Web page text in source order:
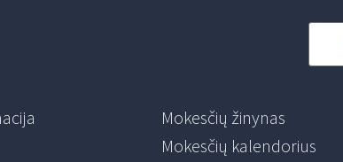
Mokesčių žinynas
Mokesčių kalendorius